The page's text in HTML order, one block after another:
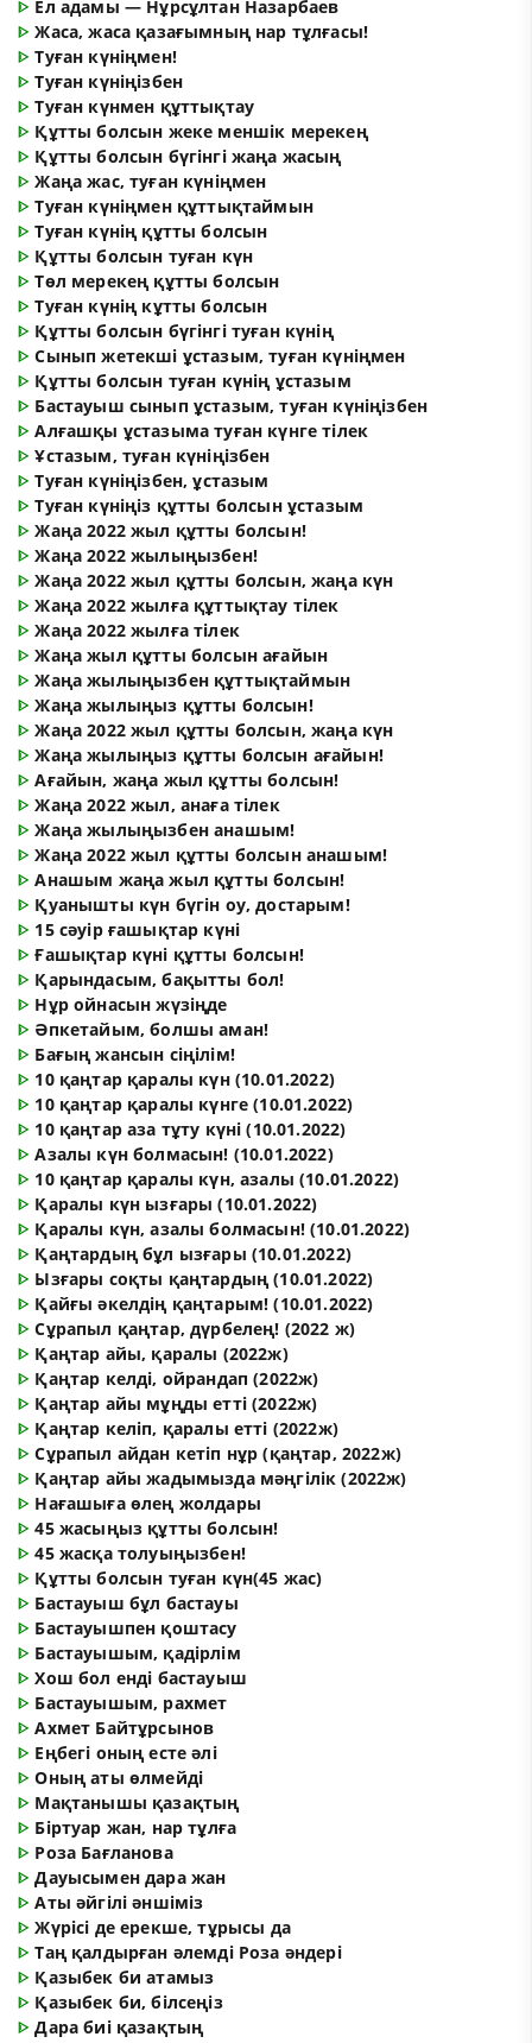
ᐈ Ел адамы — Нұрсұлтан Назарбаев
ᐈЖаса, жаса қазағымның нар тұлғасы!
ᐈТуған күніңмен!
ᐈТуған күніңізбен
ᐈТуған күнмен құттықтау
ᐈ Құтты болсын жеке меншік мерекең
ᐈ Құтты болсын бүгінгі жаңа жасың
ᐈЖаңа жас, туған күніңмен
ᐈТуған күніңмен құттықтаймын
ᐈТуған күнің құтты болсын
ᐈ Құтты болсын туған күн
ᐈТөл мерекең құтты болсын
ᐈТуған күнің кұтты болсын
ᐈ Құтты болсын бүгінгі туған күнің
ᐈСынып жетекші ұстазым, туған күніңмен
ᐈ Құтты болсын туған күнің ұстазым
ᐈ Бастауыш сынып ұстазым, туған күніңізбен
ᐈАлғашқы ұстазыма туған күнге тілек
ᐈҰстазым, туған күніңізбен
ᐈТуған күніңізбен, ұстазым
ᐈТуған күніңіз құтты болсын ұстазым
ᐈЖаңа 2022 жыл құтты болсын!
ᐈЖаңа 2022 жылыңызбен!
ᐈЖаңа 2022 жыл құтты болсын, жаңа күн
ᐈЖаңа 2022 жылға құттықтау тілек
ᐈЖаңа 2022 жылға тілек
ᐈЖаңа жыл құтты болсын ағайын
ᐈЖаңа жылыңызбен құттықтаймын
ᐈЖаңа жылыңыз құтты болсын!
ᐈЖаңа 2022 жыл құтты болсын, жаңа күн
ᐈЖаңа жылыңыз құтты болсын ағайын!
ᐈАғайын, жаңа жыл құтты болсын!
ᐈЖаңа 2022 жыл, анаға тілек
ᐈЖаңа жылыңызбен анашым!
ᐈЖаңа 2022 жыл құтты болсын анашым!
ᐈАнашым жаңа жыл құтты болсын!
ᐈ Қуанышты күн бүгін оу, достарым!
ᐈ 15 сәуір ғашықтар күні
ᐈҒашықтар күні құтты болсын!
ᐈ Қарындасым, бақытты бол!
ᐈ Нұр ойнасын жүзіңде
ᐈ Әпкетайым, болшы аман!
ᐈ Бағың жансын сіңілім!
ᐈ 10 қаңтар қаралы күн (10.01.2022)
ᐈ 10 қаңтар қаралы күнге (10.01.2022)
ᐈ 10 қаңтар аза тұту күні (10.01.2022)
ᐈАзалы күн болмасын! (10.01.2022)
ᐈ 10 қаңтар қаралы күн, азалы (10.01.2022)
ᐈ Қаралы күн ызғары (10.01.2022)
ᐈ Қаралы күн, азалы болмасын! (10.01.2022)
ᐈ Қаңтардың бұл ызғары (10.01.2022)
ᐈ Ызғары соқты қаңтардың (10.01.2022)
ᐈ Қайғы әкелдің қаңтарым! (10.01.2022)
ᐈСұрапыл қаңтар, дүрбелең! (2022 ж)
ᐈ Қаңтар айы, қаралы (2022ж)
ᐈ Қаңтар келді, ойрандап (2022ж)
ᐈ Қаңтар айы мұңды етті (2022ж)
ᐈ Қаңтар келіп, қаралы етті (2022ж)
ᐈСұрапыл айдан кетіп нұр (қаңтар, 2022ж)
ᐈ Қаңтар айы жадымызда мәңгілік (2022ж)
ᐈ Нағашыға өлең жолдары
ᐈ45 жасыңыз құтты болсын!
ᐈ45 жасқа толуыңызбен!
ᐈ Құтты болсын туған күн(45 жас)
ᐈ Бастауыш бұл бастауы
ᐈ Бастауышпен қоштасу
ᐈ Бастауышым, қадірлім
ᐈХош бол енді бастауыш
ᐈ Бастауышым, рахмет
ᐈАхмет Байтұрсынов
ᐈ Еңбегі оның есте әлі
ᐈОның аты өлмейді
ᐈ Мақтанышы қазақтың
ᐈ Біртуар жан, нар тұлға
ᐈ Роза Бағланова
ᐈДауысымен дара жан
ᐈАты әйгілі әншіміз
ᐈЖүрісі де ерекше, тұрысы да
ᐈТаң қалдырған әлемді Роза әндері
ᐈ Қазыбек би атамыз
ᐈ Қазыбек би, білсеңіз
ᐈДара биі қазақтың